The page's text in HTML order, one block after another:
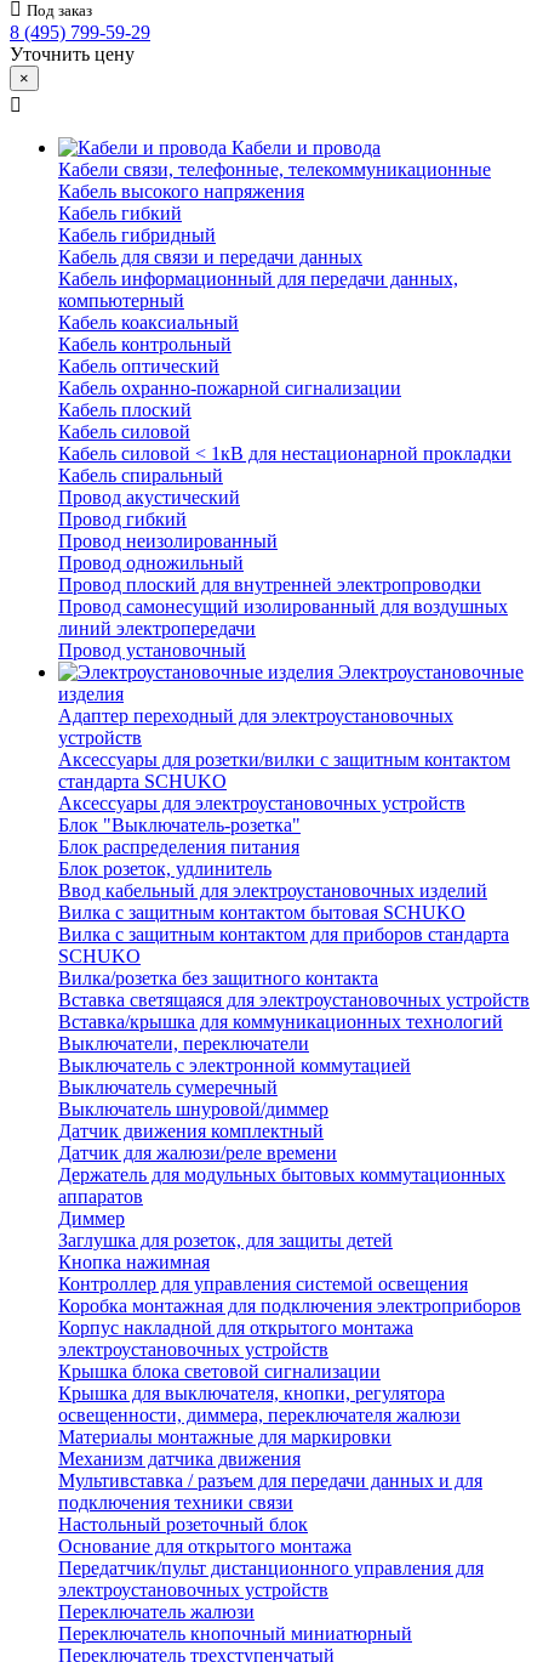
Под заказ
8 (495) 799-59-29
Уточнить цену
×
Кабели и провода
Кабели связи, телефонные, телекоммуникационные
Кабель высокого напряжения
Кабель гибкий
Кабель гибридный
Кабель для связи и передачи данных
Кабель информационный для передачи данных,
компьютерный
Кабель коаксиальный
Кабель контрольный
Кабель оптический
Кабель охранно-пожарной сигнализации
Кабель плоский
Кабель силовой
Кабель силовой < 1кВ для нестационарной прокладки
Кабель спиральный
Провод акустический
Провод гибкий
Провод неизолированный
Провод одножильный
Провод плоский для внутренней электропроводки
Провод самонесущий изолированный для воздушных
линий электропередачи
Провод установочный
Электроустановочные
изделия
Адаптер переходный для электроустановочных
устройств
Аксессуары для розетки/вилки с защитным контактом
стандарта SCHUKO
Аксессуары для электроустановочных устройств
Блок "Выключатель-розетка"
Блок распределения питания
Блок розеток, удлинитель
Ввод кабельный для электроустановочных изделий
Вилка с защитным контактом бытовая SCHUKO
Вилка с защитным контактом для приборов стандарта
SCHUKO
Вилка/розетка без защитного контакта
Вставка светящаяся для электроустановочных устройств
Вставка/крышка для коммуникационных технологий
Выключатели, переключатели
Выключатель с электронной коммутацией
Выключатель сумеречный
Выключатель шнуровой/диммер
Датчик движения комплектный
Датчик для жалюзи/реле времени
Держатель для модульных бытовых коммутационных
аппаратов
Диммер
Заглушка для розеток, для защиты детей
Кнопка нажимная
Контроллер для управления системой освещения
Коробка монтажная для подключения электроприборов
Корпус накладной для открытого монтажа
электроустановочных устройств
Крышка блока световой сигнализации
Крышка для выключателя, кнопки, регулятора
освещенности, диммера, переключателя жалюзи
Материалы монтажные для маркировки
Механизм датчика движения
Мультивставка / разъем для передачи данных и для
подключения техники связи
Настольный розеточный блок
Основание для открытого монтажа
Передатчик/пульт дистанционного управления для
электроустановочных устройств
Переключатель жалюзи
Переключатель кнопочный миниатюрный
Переключатель трехступенчатый